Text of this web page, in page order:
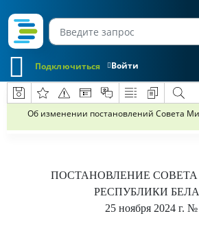
Войти
Подключиться
Об изменении постановлений Совета
ПОСТАНОВЛЕНИЕ
РЕСПУБЛИКИ
25 ноября 2024 г. №